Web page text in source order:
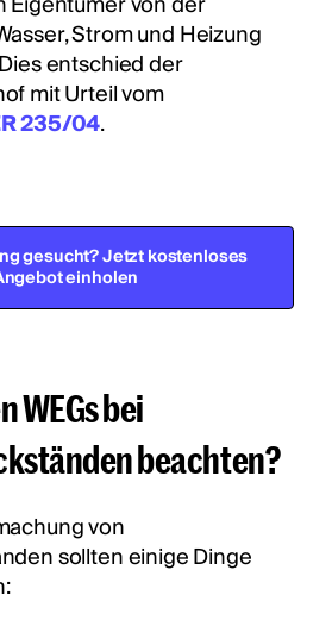
Strom und Heizung
entschied der
mit Urteil vom
235/04.
gesucht? Jetzt kostenloses
einholen
WEGs bei
beachten?
von
sollten einige Dinge